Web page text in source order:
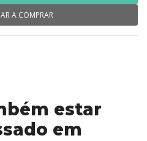
A COMPRAR
estar
em